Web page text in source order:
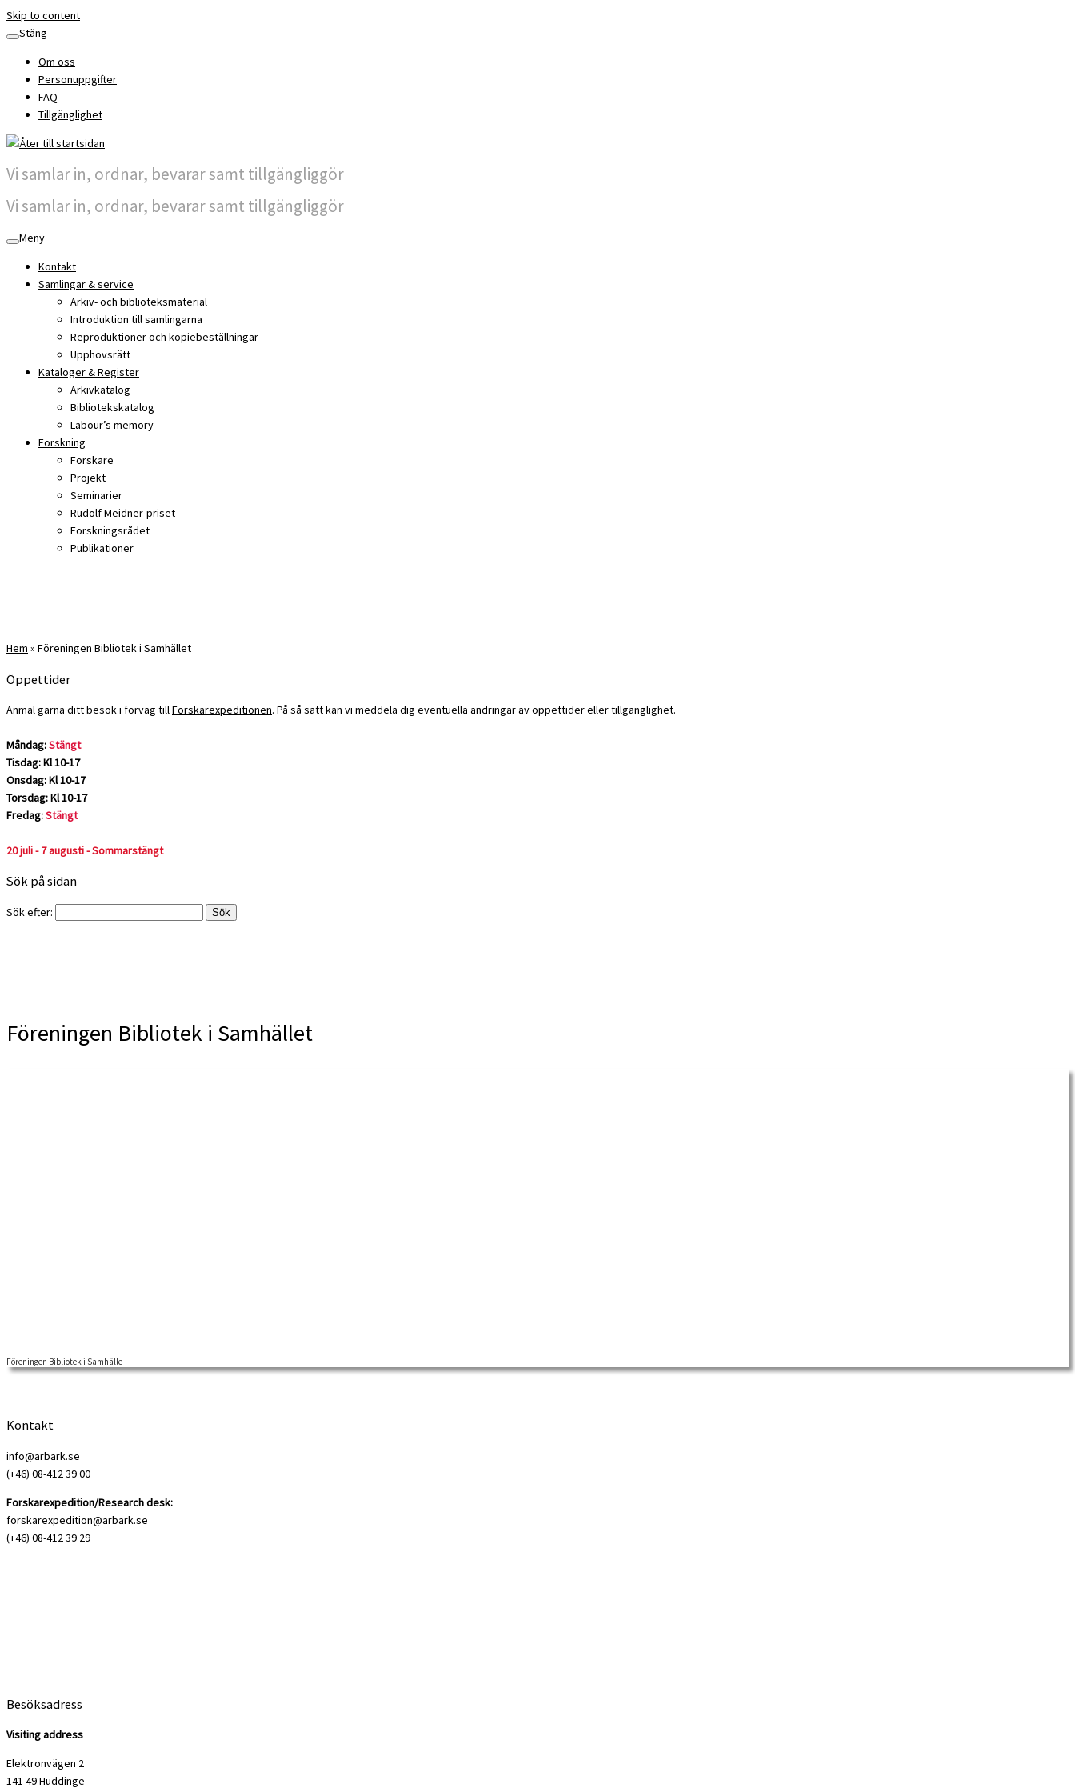
Skip to content
Stäng
Om oss
Personuppgifter
FAQ
Tillgänglighet
Vi samlar in, ordnar, bevarar samt tillgängliggör
Vi samlar in, ordnar, bevarar samt tillgängliggör
Meny
Kontakt
Samlingar & service
Arkiv- och biblioteksmaterial
Introduktion till samlingarna
Reproduktioner och kopiebeställningar
Upphovsrätt
Kataloger & Register
Arkivkatalog
Bibliotekskatalog
Labour’s memory
Forskning
Forskare
Projekt
Seminarier
Rudolf Meidner-priset
Forskningsrådet
Publikationer
Hem » Föreningen Bibliotek i Samhället
Öppettider
Anmäl gärna ditt besök i förväg tillForskarexpeditionen. På så sätt kan vi meddela dig eventuella ändringar av öppettider eller tillgänglighet.
Måndag:Stängt
Tisdag: Kl 10-17
Onsdag: Kl 10-17
Torsdag: Kl 10-17
Fredag:Stängt
20 juli - 7 augusti - Sommarstängt
Sök på sidan
Sök efter:
Föreningen Bibliotek i Samhället
Föreningen Bibliotek i Samhälles (BiS) arkiv [1] innehåller föreningsmaterial från perioden 1969–2010. Materialet innefattar bland […]
Föreningen Bibliotek i Samhälle
Kontakt
info@arbark.se
(+46) 08-412 39 00
Forskarexpedition/Research desk:
forskarexpedition@arbark.se
(+46) 08-412 39 29
Besöksadress
Visiting address
Elektronvägen 2
141 49 Huddinge